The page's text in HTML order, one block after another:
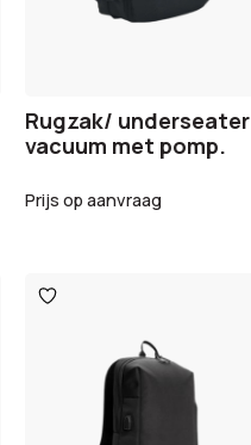
Rugzak/ underseater
vacuum met pomp.
Prijs op aanvraag
Toevoegen
aan